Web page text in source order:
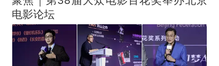
电影论坛